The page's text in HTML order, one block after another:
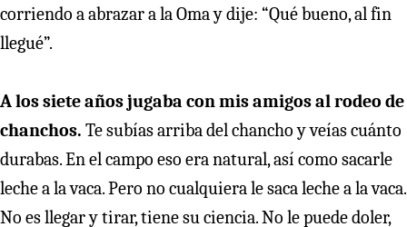
corriendo a abrazar a la Oma y dije: “Qué bueno, al fin
llegué”.
A los siete años jugaba con mis amigos al rodeo de
chanchos. Te subías arriba del chancho y veías cuánto
durabas. En el campo eso era natural, así como sacarle
leche a la vaca. Pero no cualquiera le saca leche a la vaca.
No es llegar y tirar, tiene su ciencia. No le puede doler,